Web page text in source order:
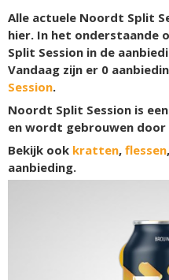
Alle actuele Noordt Split
hier. In het onderstaande
Split Session in de
Vandaag zijn er 0
Session.
Noordt Split Session is een
en wordt gebrouwen door
Bekijk ook kratten, flessen,
aanbieding.